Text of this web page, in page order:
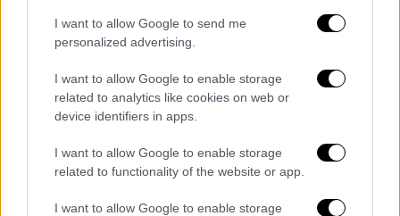
I want to allow Google to send me
personalized advertising.
I want to allow Google to enable storage
related to analytics like cookies on web or
device identifiers in apps.
I want to allow Google to enable storage
related to functionality of the website or app.
I want to allow Google to enable storage